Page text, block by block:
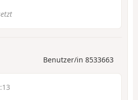
Benutzer/in 8533663